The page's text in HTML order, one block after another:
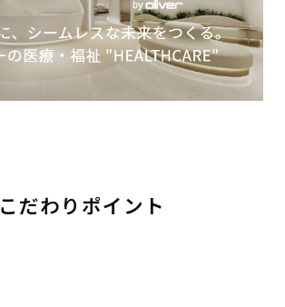
こだわりポイント